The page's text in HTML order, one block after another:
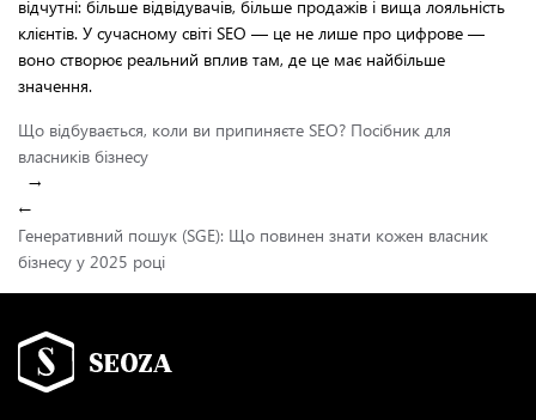
відчутні: більше відвідувачів, більше продажів і вища лояльність
клієнтів. У сучасному світі SEO — це не лише про цифрове —
воно створює реальний вплив там, де це має найбільше
значення.
Що відбувається, коли ви припиняєте SEO? Посібник для
власників бізнесу
→
←
Генеративний пошук (SGE): Що повинен знати кожен власник
бізнесу у 2025 році